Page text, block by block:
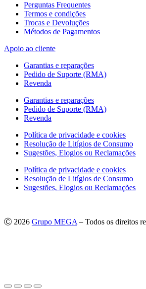
Perguntas Frequentes
Termos e condições
Trocas e Devoluções
Métodos de Pagamentos
Apoio ao cliente
Garantias e reparações
Pedido de Suporte (RMA)
Revenda
Garantias e reparações
Pedido de Suporte (RMA)
Revenda
Política de privacidade e cookies
Resolução de Litígios de Consumo
Sugestões, Elogios ou Reclamações
Política de privacidade e cookies
Resolução de Litígios de Consumo
Sugestões, Elogios ou Reclamações
Ⓒ 2026 Grupo MEGA – Todos os direitos